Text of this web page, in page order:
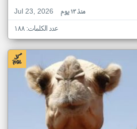
Jul 23, 2026
منذ ١٣ يوم
عدد الكلمات: ١٨٨